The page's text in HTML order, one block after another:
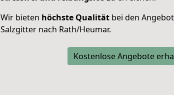
Wir bieten höchste Qualität bei den
Salzgitter nach Rath/Heumar.
Kostenlose Angebote